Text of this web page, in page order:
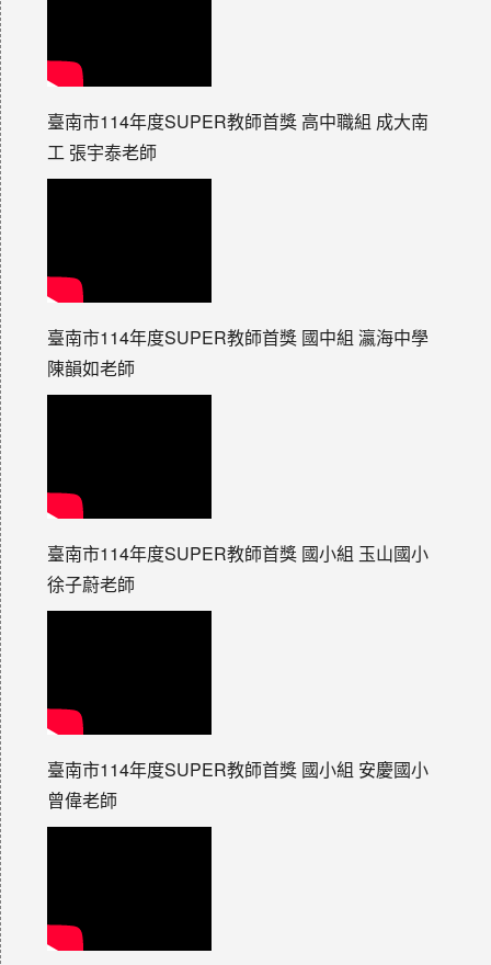
臺南市114年度SUPER教師首獎 高中職組 成大南
工 張宇泰老師
臺南市114年度SUPER教師首獎 國中組 瀛海中學
陳韻如老師
臺南市114年度SUPER教師首獎 國小組 玉山國小
徐子蔚老師
臺南市114年度SUPER教師首獎 國小組 安慶國小
曾偉老師